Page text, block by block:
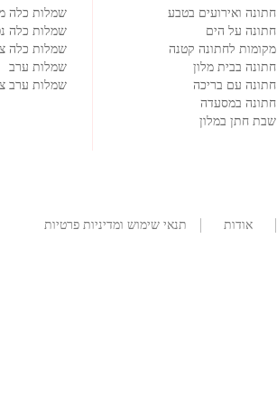
חתונה ואירועים בטבע
חתונה על הים
מקומות לחתונה קטנה
חתונה בבית מלון
חתונה עם בריכה
חתונה במסעדה
שבת חתן במלון
שמלות כלה
שמלות כלה
שמלות כלה
שמלות ערב
שמלות ערב
אודות
תנאי שימוש ומדיניות פרטיות